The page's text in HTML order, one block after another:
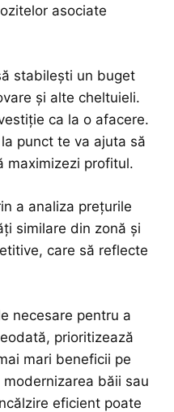
asociate
stabilești un buget
și alte cheltuieli.
ca la o afacere.
punct te va ajuta să
maximizezi profitul.
a analiza prețurile
similare din zonă și
care să reflecte
necesare pentru a
prioritizează
mari beneficii pe
băii sau
eficient poate